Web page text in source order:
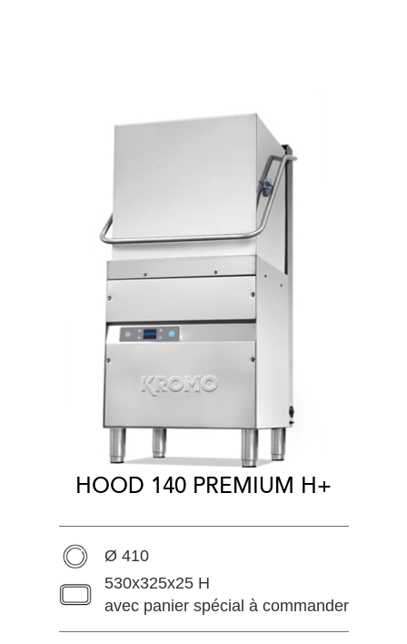
HOOD 140 PREMIUM H+
Ø 410
530x325x25 H
avec panier spécial à commander